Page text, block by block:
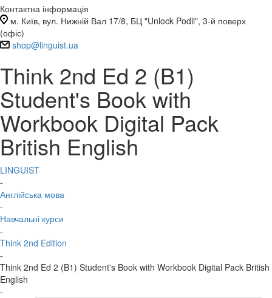
Контактна інформація
м. Київ, вул. Нижній Вал 17/8, БЦ "Unlock Podil", 3-й поверх
(офіс)
shop@linguist.ua
Think 2nd Ed 2 (B1)
Student's Book with
Workbook Digital Pack
British English
LINGUIST
-
Англійська мова
-
Навчальні курси
-
Think 2nd Edition
-
Think 2nd Ed 2 (B1) Student's Book with Workbook Digital Pack British
English
-